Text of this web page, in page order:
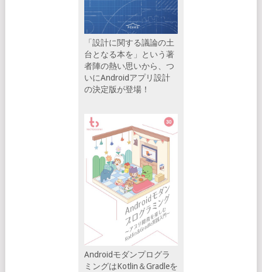
「設計に関する議論の土
台となる本を」という著
者陣の熱い思いから、つ
いにAndroidアプリ設計
の決定版が登場！
Androidモダンプログラ
ミングはKotlin＆Gradleを